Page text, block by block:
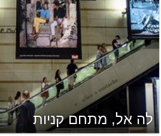
לה אל, מתחם קניות